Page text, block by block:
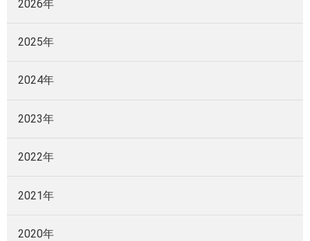
2026年
2025年
2024年
2023年
2022年
2021年
2020年